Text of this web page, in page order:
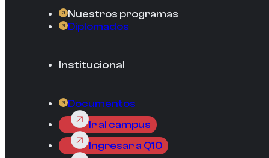
Nuestros programas
Diplomados
Institucional
Documentos
Ir al campus
Ingresar a Q10